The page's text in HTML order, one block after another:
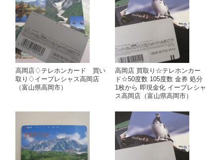
高岡店♢テレホンカード 買い
取り♢イープレシャス高岡店
（富山県高岡市）
高岡店 買取り☆テレホンカー
ド☆50度数 105度数 金券 処分
1枚から 即現金化 イープレシャ
ス高岡店（富山県高岡市）